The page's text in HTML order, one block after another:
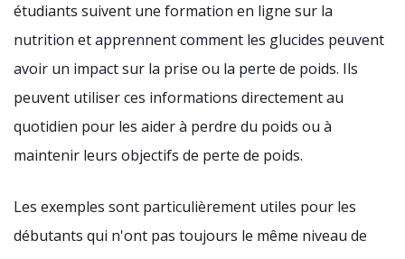
étudiants suivent une formation en ligne sur la
nutrition et apprennent comment les glucides peuvent
avoir un impact sur la prise ou la perte de poids. Ils
peuvent utiliser ces informations directement au
quotidien pour les aider à perdre du poids ou à
maintenir leurs objectifs de perte de poids.
Les exemples sont particulièrement utiles pour les
débutants qui n'ont pas toujours le même niveau de